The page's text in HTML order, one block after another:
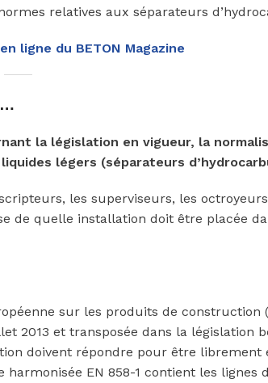
relatives aux séparateurs
ligne du BETON Magazine
la législation en vigueur, la
légers (séparateurs
les superviseurs, les
de quelle installation doit être placée
sur les produits de construction
2013 et transposée dans la législation
doivent répondre pour être librement
EN 858-1 contient les lignes